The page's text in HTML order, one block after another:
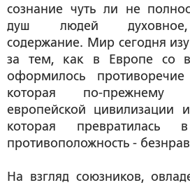
сознание чуть ли не
душ людей духовное,
содержание. Мир сегодня
за тем, как в Европе со
оформилось
которая по-прежнему
европейской цивилизации
которая
противоположность -
На взгляд союзников,